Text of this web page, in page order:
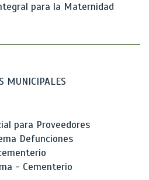
para la Maternidad
MUNICIPALES
para Proveedores
Defunciones
- Cementerio